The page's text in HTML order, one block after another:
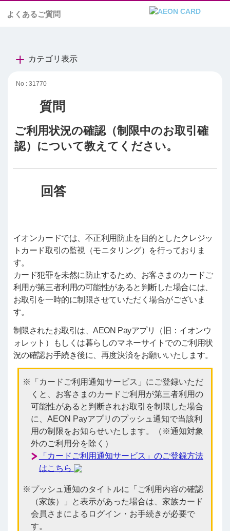
よくあるご質問
カテゴリ表示
No : 31770
ご利用状況の確認（制限中のお取引確
認）について教えてください。
イオンカードでは、不正利用防止を目的としたクレジッ
トカード取引の監視（モニタリング）を行っておりま
す。
カード犯罪を未然に防止するため、お客さまのカードご
利用が第三者利用の可能性があると判断した場合には、
お取引を一時的に制限させていただく場合がございま
す。
制限されたお取引は、AEON Payアプリ（旧：イオンウ
ォレット）もしくは暮らしのマネーサイトでのご利用状
況の確認お手続き後に、再度決済をお願いいたします。
「カードご利用通知サービス」にご登録いただ
くと、お客さまのカードご利用が第三者利用の
可能性があると判断されお取引を制限した場合
に、AEON Payアプリのプッシュ通知で当該利
用の制限をお知らせいたします。（※通知対象
外のご利用分を除く）
「カードご利用通知サービス」のご登録方法
はこちら
プッシュ通知のタイトルに「ご利用内容の確認
（家族）」と表示があった場合は、家族カード
会員さまによるログイン・お手続きが必要で
す。